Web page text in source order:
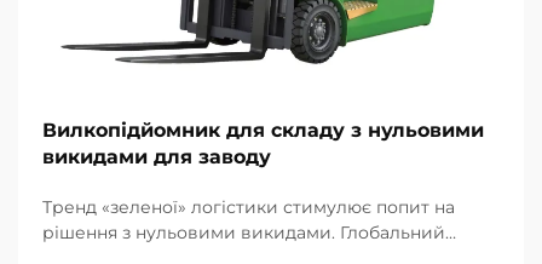
Вилкопідйомник для складу з нульовими
викидами для заводу
Тренд «зеленої» логістики стимулює попит на
рішення з нульовими викидами. Глобальний